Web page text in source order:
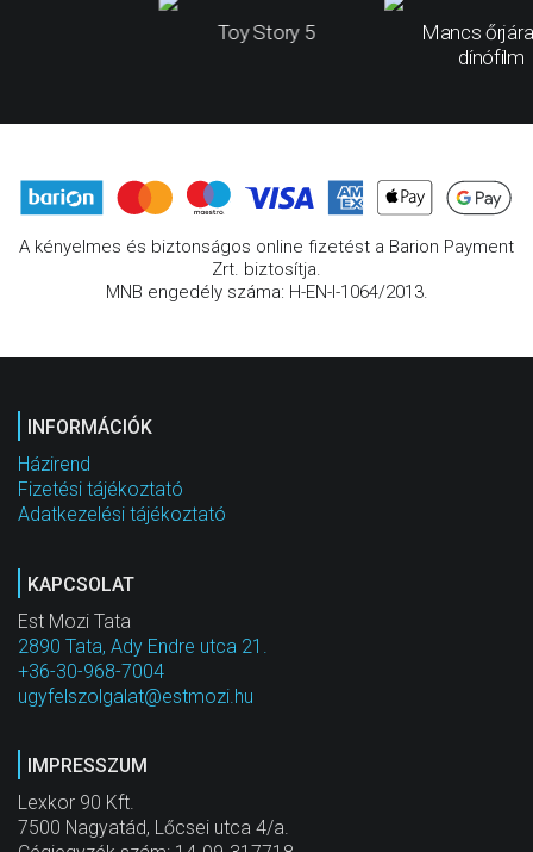
Toy Story 5
Mancs
dínófilm
A kényelmes és biztonságos online fizetést a Barion Payment
Zrt. biztosítja.
MNB engedély száma: H-EN-I-1064/2013.
INFORMÁCIÓK
Házirend
Fizetési tájékoztató
Adatkezelési tájékoztató
KAPCSOLAT
Est Mozi Tata
2890 Tata, Ady Endre utca 21.
+36-30-968-7004
ugyfelszolgalat@estmozi.hu
IMPRESSZUM
Lexkor 90 Kft.
7500 Nagyatád, Lőcsei utca 4/a.